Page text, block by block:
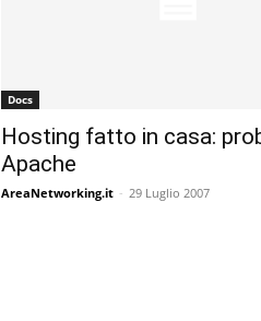
Docs
Hosting fatto in casa:
Apache
AreaNetworking.it - 29 Luglio 2007